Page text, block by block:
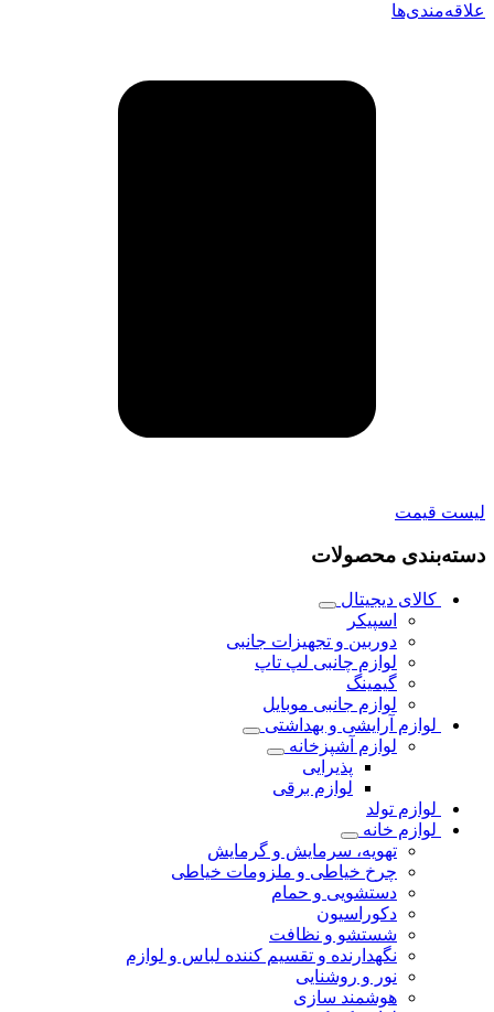
علاقه‌مندی‌ها
لیست قیمت
دسته‌بندی محصولات
کالای دیجیتال
اسپیکر
دوربین و تجهیزات جانبی
لوازم چانبی لپ تاپ
گیمینگ
لوازم جانبی موبایل
لوازم آرایشی و بهداشتی
لوازم آشپزخانه
پذیرایی
لوازم برقی
لوازم تولد
لوازم خانه
تهویه، سرمایش و گرمایش
چرخ خیاطی و ملزومات خیاطی
دستشویی و حمام
دکوراسیون
شستشو و نظافت
نگهدارنده و تقسیم کننده لباس و لوازم
نور و روشنایی
هوشمند سازی